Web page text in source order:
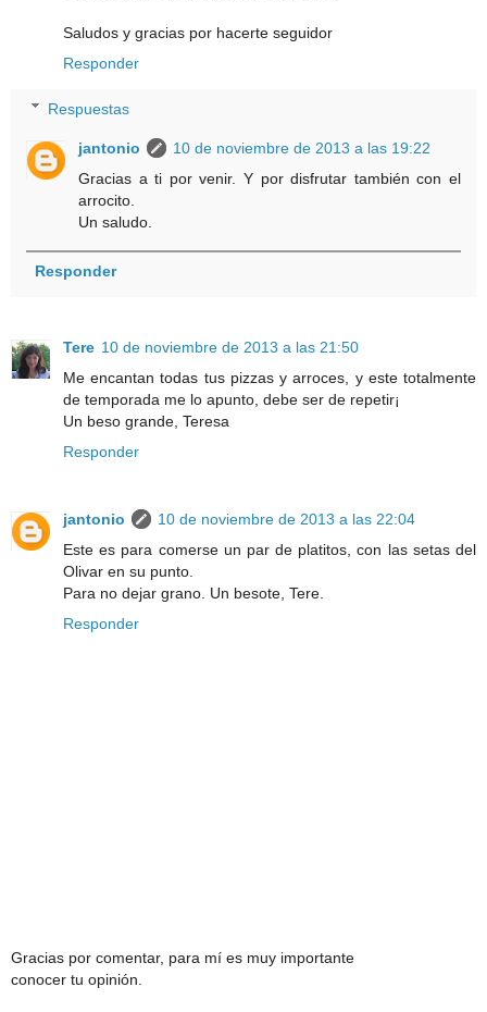
Saludos y gracias por hacerte seguidor
Responder
Respuestas
jantonio
10 de noviembre de 2013 a las 19:22
Gracias a ti por venir. Y por disfrutar también con el
arrocito.
Un saludo.
Responder
Tere 10 de noviembre de 2013 a las 21:50
Me encantan todas tus pizzas y arroces, y este totalmente
de temporada me lo apunto, debe ser de repetir¡
Un beso grande, Teresa
Responder
jantonio
10 de noviembre de 2013 a las 22:04
Este es para comerse un par de platitos, con las setas del
Olivar en su punto.
Para no dejar grano. Un besote, Tere.
Responder
Gracias por comentar, para mí es muy importante
conocer tu opinión.